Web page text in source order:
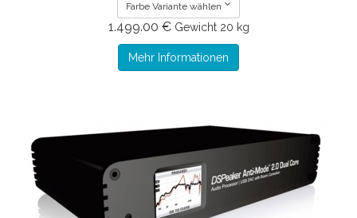
Farbe Variante wählen
1.499.00 € Gewicht 20 kg
Mehr Informationen